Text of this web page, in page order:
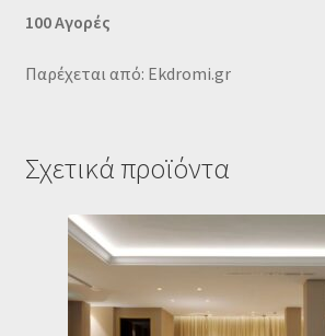
100 Αγορές
Παρέχεται από: Ekdromi.gr
Σχετικά προϊόντα